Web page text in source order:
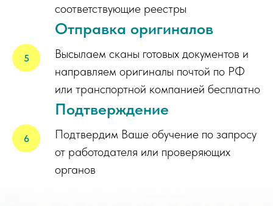
соответствующие реестры
Отправка оригиналов
Высылаем сканы готовых документов и
направляем оригиналы почтой по РФ
или транспортной компанией бесплатно
Подтверждение
Подтвердим Ваше обучение по запросу
от работодателя или проверяющих
органов